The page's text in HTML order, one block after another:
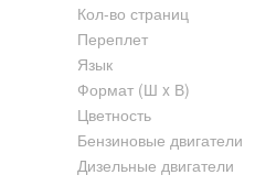
Кол-во страниц
Переплет
Язык
Формат (Ш x В)
Цветность
Бензиновые двигатели
Дизельные двигатели